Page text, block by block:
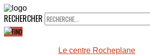
RECHERCHER
Le centre Rocheplane